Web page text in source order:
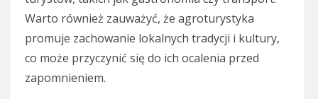
Warto również zauważyć, że agroturystyka
promuje zachowanie lokalnych tradycji i kultury,
co może przyczynić się do ich ocalenia przed
zapomnieniem.